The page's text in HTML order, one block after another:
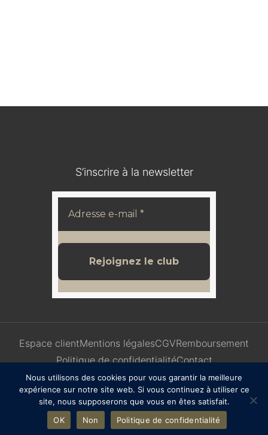
S’inscrire à la newsletter
Espace clientMentions légalesCGVRemboursement
Politique de confidentialitéContact
COPYRIGHT© 2025 | DesignWebdesignStudio 🤍
Nous utilisons des cookies pour vous garantir la meilleure
expérience sur notre site web. Si vous continuez à utiliser ce
site, nous supposerons que vous en êtes satisfait.
OK
Non Politique de confidentialité